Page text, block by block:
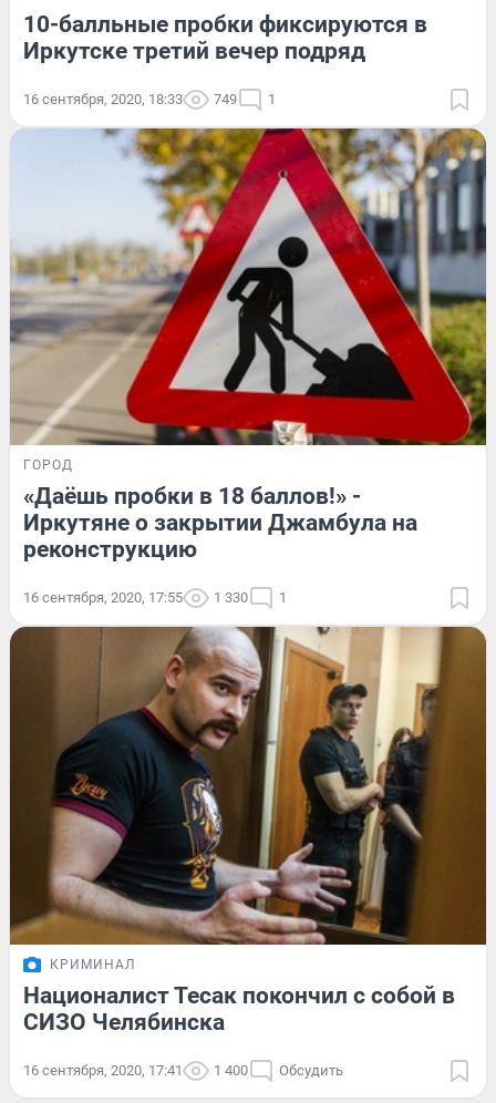
10-балльные пробки фиксируются в
Иркутске третий вечер подряд
16 сентября, 2020, 18:33 749 1
ГОРОД
«Даёшь пробки в 18 баллов!» -
Иркутяне о закрытии Джамбула на
реконструкцию
16 сентября, 2020, 17:55 1 330 1
КРИМИНАЛ
Националист Тесак покончил с собой в
СИЗО Челябинска
16 сентября, 2020, 17:41 1 400 Обсудить